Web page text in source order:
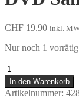
CHF 19.90 inkl.
Nur noch 1 vorrätig
Saint
Seiya:
Die
Krieger
In den Warenkorb
Artikelnummer: